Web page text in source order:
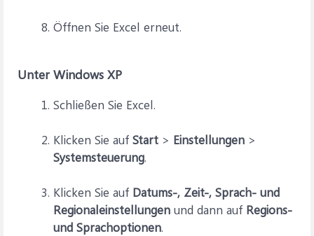
Öffnen Sie Excel erneut.
Unter Windows XP
Schließen Sie Excel.
Klicken Sie auf Start > Einstellungen >
Systemsteuerung.
Klicken Sie auf Datums-, Zeit-, Sprach- und
Regionaleinstellungen und dann auf Regions-
und Sprachoptionen.